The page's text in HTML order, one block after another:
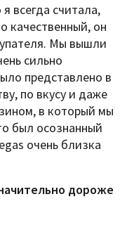
всегда считала,
качественный, он
Мы вышли
сильно
представлено в
по вкусу и даже
в который мы
был осознанный
очень близка
дороже